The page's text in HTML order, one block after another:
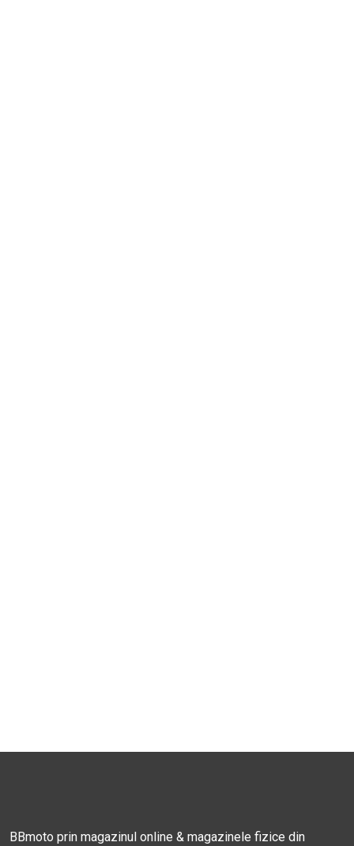
BBmoto prin magazinul online & magazinele fizice din